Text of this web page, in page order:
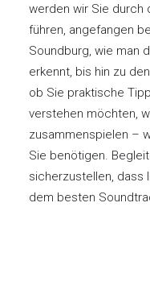
werden wir Sie durch
führen, angefangen
Soundburg, wie man
erkennt, bis hin zu
ob Sie praktische
verstehen möchten,
zusammenspielen –
Sie benötigen.
sicherzustellen, dass
dem besten